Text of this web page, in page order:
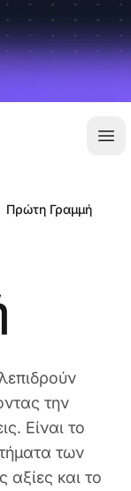
Πρώτη Γραμμή
την
Είναι το
των
αξίες και το